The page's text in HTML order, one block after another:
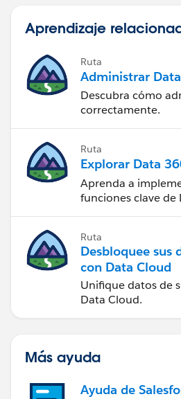
Aprendizaje
Ruta
Administrar
Descubra cómo
correctamente.
Ruta
Explorar Data
Aprenda a
funciones clave de
Ruta
Desbloquee sus
con Data Cloud
Unifique datos de
Data Cloud.
Más ayuda
Ayuda de